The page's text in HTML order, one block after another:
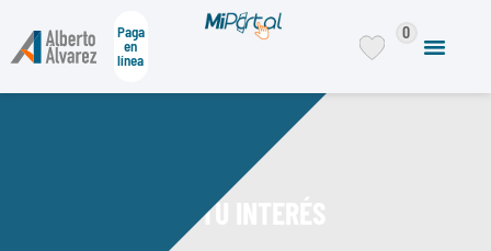
Paga
en
línea
0
DE TU INTERÉS